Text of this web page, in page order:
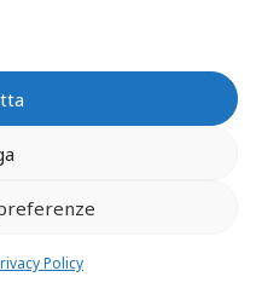
Policy
Porreca
Perla
iscritta al